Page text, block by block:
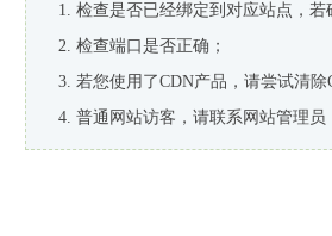
检查是否已经绑定到对应站点，
检查端口是否正确；
若您使用了CDN产品，请尝试清除
普通网站访客，请联系网站管理员